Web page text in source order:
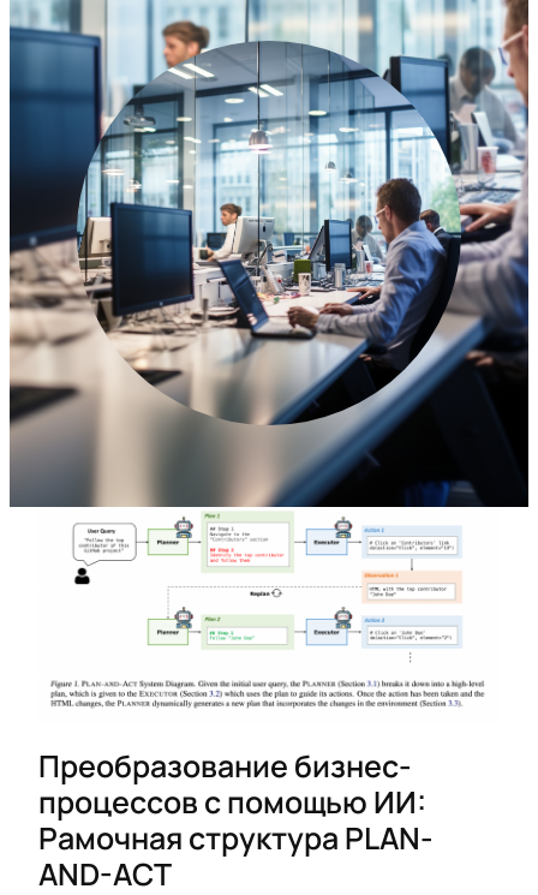
Преобразование бизнес-
процессов с помощью ИИ:
Рамочная структура PLAN-
AND-ACT